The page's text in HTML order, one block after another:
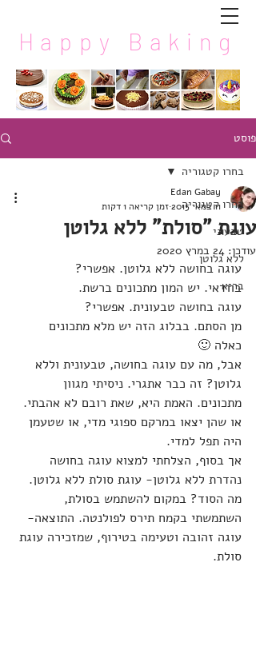
Happy Baking
פוסט
בחרו קטגוריה
טבעוני
ללא גלוטן
בריא
בחרו קטגוריה
עוגת "סולת" ללא גלוטן
Edan Gabay
11 במאי 2015
זמן קריאה 1 דקות
עודכן: 24 במרץ 2020
עוגה בחושה ללא גלוטן. אפשרי?
בוודאי. יש המון מתכונים ברשת.
עוגה בחושה טבעונית. אפשרי?
מן הסתם. בבלוג הזה יש מלא מתכונים
כאלה 🙂
אבל, מה עם עוגה בחושה, טבעונית וללא
גלוטן? זה כבר אתגרי. ניסיתי מגוון
מתכונים. האמת היא, שאת רובם לא אהבתי.
או שהן יצאו במרקם ספוגי מדי, או שטעמן
היה תפל למדי.
אך בסוף, הצלחתי למצוא עוגה בחושה
נהדרת ללא גלוטן- עוגת סולת ללא גלוטן.
מה הסוד? במקום להשתמש בסולת,
השתמשתי בקמח תירס לפולנטה. התוצאה-
עוגה זהובה וטעימה בטירוף, שמזכירה עוגת
סולת.